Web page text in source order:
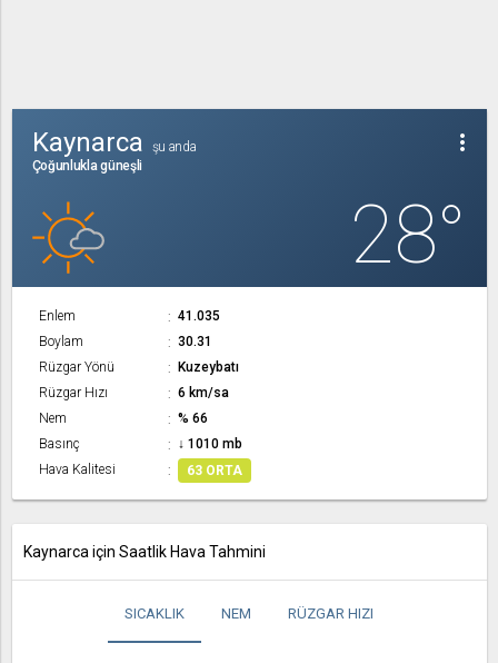
more_vert
Kaynarca
şu anda
Çoğunlukla güneşli
28°
Enlem
41.035
Boylam
30.31
Rüzgar Yönü
Kuzeybatı
Rüzgar Hızı
6 km/sa
Nem
% 66
Basınç
↓ 1010 mb
Hava Kalitesi
63 ORTA
Kaynarca için Saatlik Hava Tahmini
SICAKLIK NEM RÜZGAR HIZI